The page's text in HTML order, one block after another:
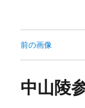
前の画像
中山陵